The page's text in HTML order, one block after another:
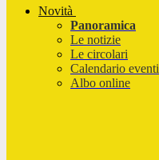
Novità
Panoramica
Le notizie
Le circolari
Calendario eventi
Albo online